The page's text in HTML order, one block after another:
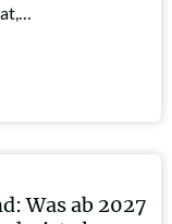
Was ab 2027